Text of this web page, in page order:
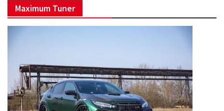
FacebookInstagram
Maximum Tuner